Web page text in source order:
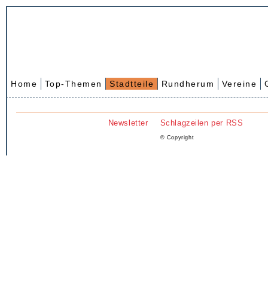
Home Top-Themen Stadtteile Rundherum Vereine
Newsletter Schlagzeilen per RSS
© Copyright